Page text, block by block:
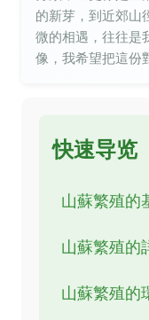
的新芽，到近郊山
微的相遇，往往是
像，我希望把這份
快速导览
山蘇繁殖的
山蘇繁殖的
山蘇繁殖的